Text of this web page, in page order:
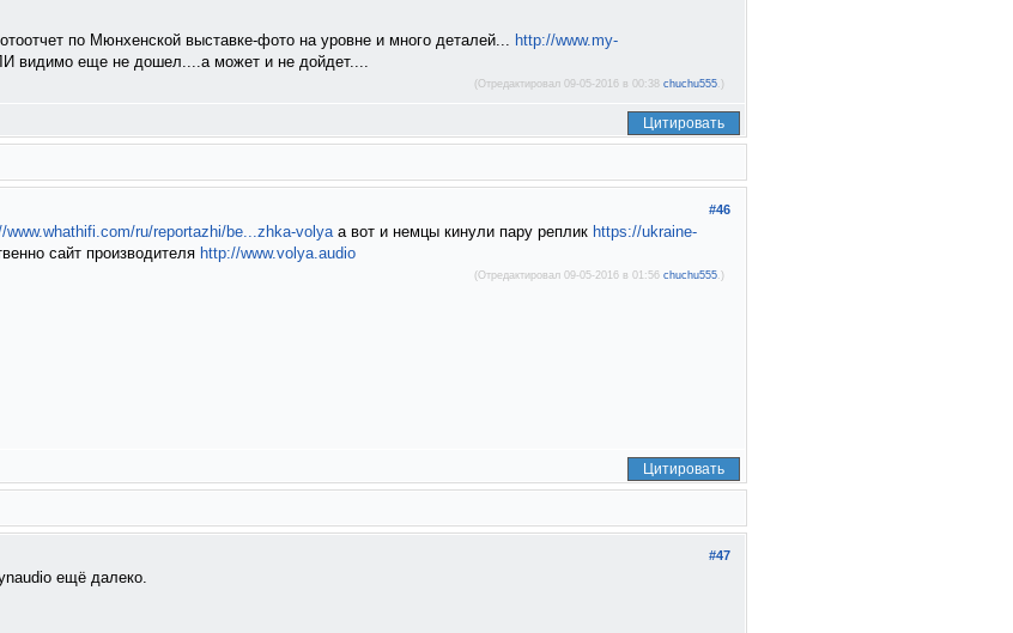
по Мюнхенской выставке-фото на уровне и много деталей... http://www.my-
видимо еще не дошел....а может и не дойдет....
(Отредактировал 09-05-2016 в 00:38 chuchu555.)
Цитировать
#46
www.whathifi.com/ru/reportazhi/be...zhka-volyaа вот и немцы кинули пару реплик https://ukraine-
сайт производителя http://www.volya.audio
(Отредактировал 09-05-2016 в 01:56 chuchu555.)
Цитировать
#47
ещё далеко.